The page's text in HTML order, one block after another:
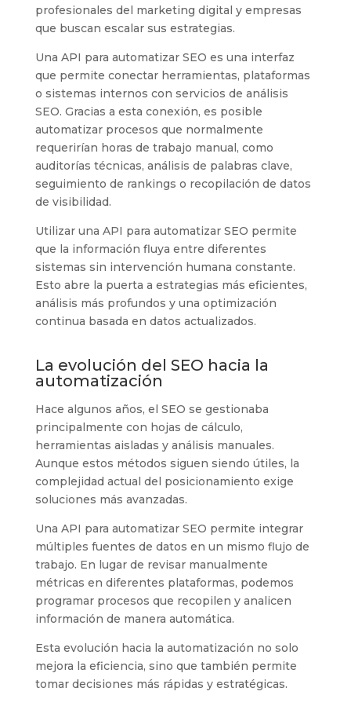
profesionales del marketing digital y empresas
que buscan escalar sus estrategias.
Una API para automatizar SEO es una interfaz
que permite conectar herramientas, plataformas
o sistemas internos con servicios de análisis
SEO. Gracias a esta conexión, es posible
automatizar procesos que normalmente
requerirían horas de trabajo manual, como
auditorías técnicas, análisis de palabras clave,
seguimiento de rankings o recopilación de datos
de visibilidad.
Utilizar una API para automatizar SEO permite
que la información fluya entre diferentes
sistemas sin intervención humana constante.
Esto abre la puerta a estrategias más eficientes,
análisis más profundos y una optimización
continua basada en datos actualizados.
La evolución del SEO hacia la
automatización
Hace algunos años, el SEO se gestionaba
principalmente con hojas de cálculo,
herramientas aisladas y análisis manuales.
Aunque estos métodos siguen siendo útiles, la
complejidad actual del posicionamiento exige
soluciones más avanzadas.
Una API para automatizar SEO permite integrar
múltiples fuentes de datos en un mismo flujo de
trabajo. En lugar de revisar manualmente
métricas en diferentes plataformas, podemos
programar procesos que recopilen y analicen
información de manera automática.
Esta evolución hacia la automatización no solo
mejora la eficiencia, sino que también permite
tomar decisiones más rápidas y estratégicas.